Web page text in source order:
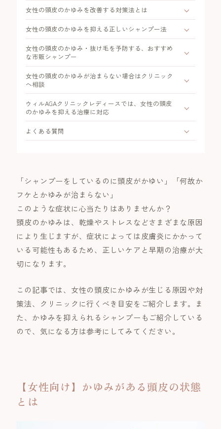
女性の頭皮のかゆみを改善する対策法とは
女性の頭皮のかゆみを抑える正しいシャンプー法
女性の頭皮のかゆみ・抜け毛を予防する、おすすめ
な市販シャンプー
女性の頭皮のかゆみが治まらない場合はクリニック
へ相談
ウィルAGAクリニックレディースでは、女性の頭皮
のかゆみを抑える治療に対応
よくある質問
「シャンプーをしているのに頭皮がかゆい」「何故か
フケとかゆみが治まらない」
このような症状に心当たりはありませんか？
頭皮のかゆみは、乾燥やストレスなどさまざまな原因
により生じますが、症状によっては皮膚炎にかかって
いる可能性もあるため、正しいケアと早期の治療が大
切になります。
この記事では、女性の頭皮にかゆみが生じる原因や対
策法、クリニックに行くべき目安をご紹介します。ま
た、かゆみを抑えられるシャンプーもご紹介している
ので、気になる方は参考にしてみてください。
【女性向け】かゆみがある頭皮の状態
とは